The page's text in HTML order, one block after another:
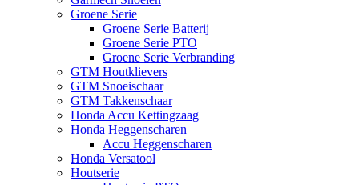
Groene Serie
Groene Serie Batterij
Groene Serie PTO
Groene Serie Verbranding
GTM Houtklievers
GTM Snoeischaar
GTM Takkenschaar
Honda Accu Kettingzaag
Honda Heggenscharen
Accu Heggenscharen
Honda Versatool
Houtserie